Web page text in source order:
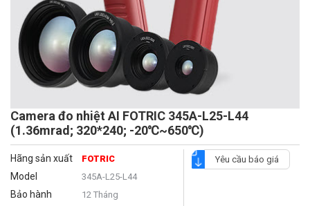
Camera đo nhiệt AI FOTRIC 345A-L25-L44
(1.36mrad; 320*240; -20℃~650℃)
Hãng sản xuất FOTRIC
Model 345A-L25-L44
Bảo hành 12 Tháng
Yêu cầu báo giá